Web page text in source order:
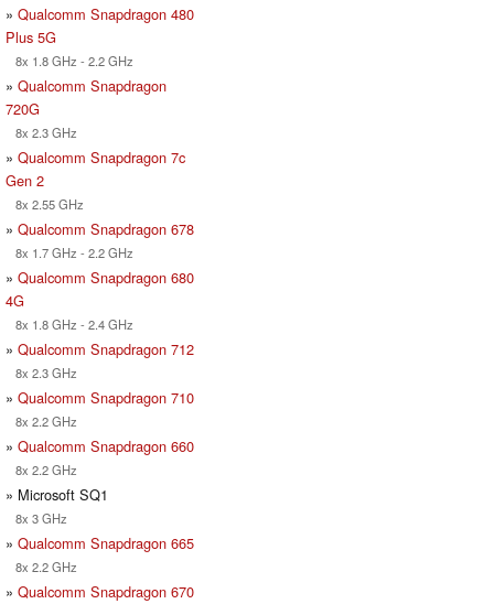
» Qualcomm Snapdragon 480
Plus 5G
8x 1.8 GHz - 2.2 GHz
» Qualcomm Snapdragon
720G
8x 2.3 GHz
» Qualcomm Snapdragon 7c
Gen 2
8x 2.55 GHz
» Qualcomm Snapdragon 678
8x 1.7 GHz - 2.2 GHz
» Qualcomm Snapdragon 680
4G
8x 1.8 GHz - 2.4 GHz
» Qualcomm Snapdragon 712
8x 2.3 GHz
» Qualcomm Snapdragon 710
8x 2.2 GHz
» Qualcomm Snapdragon 660
8x 2.2 GHz
» Microsoft SQ1
8x 3 GHz
» Qualcomm Snapdragon 665
8x 2.2 GHz
» Qualcomm Snapdragon 670